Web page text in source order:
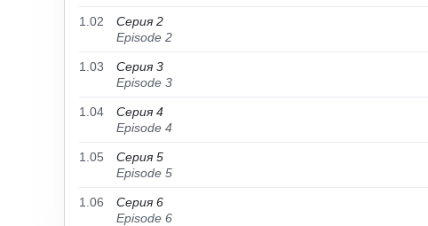
1.02
Серия 2
Episode 2
1.03
Серия 3
Episode 3
1.04
Серия 4
Episode 4
1.05
Серия 5
Episode 5
1.06
Серия 6
Episode 6